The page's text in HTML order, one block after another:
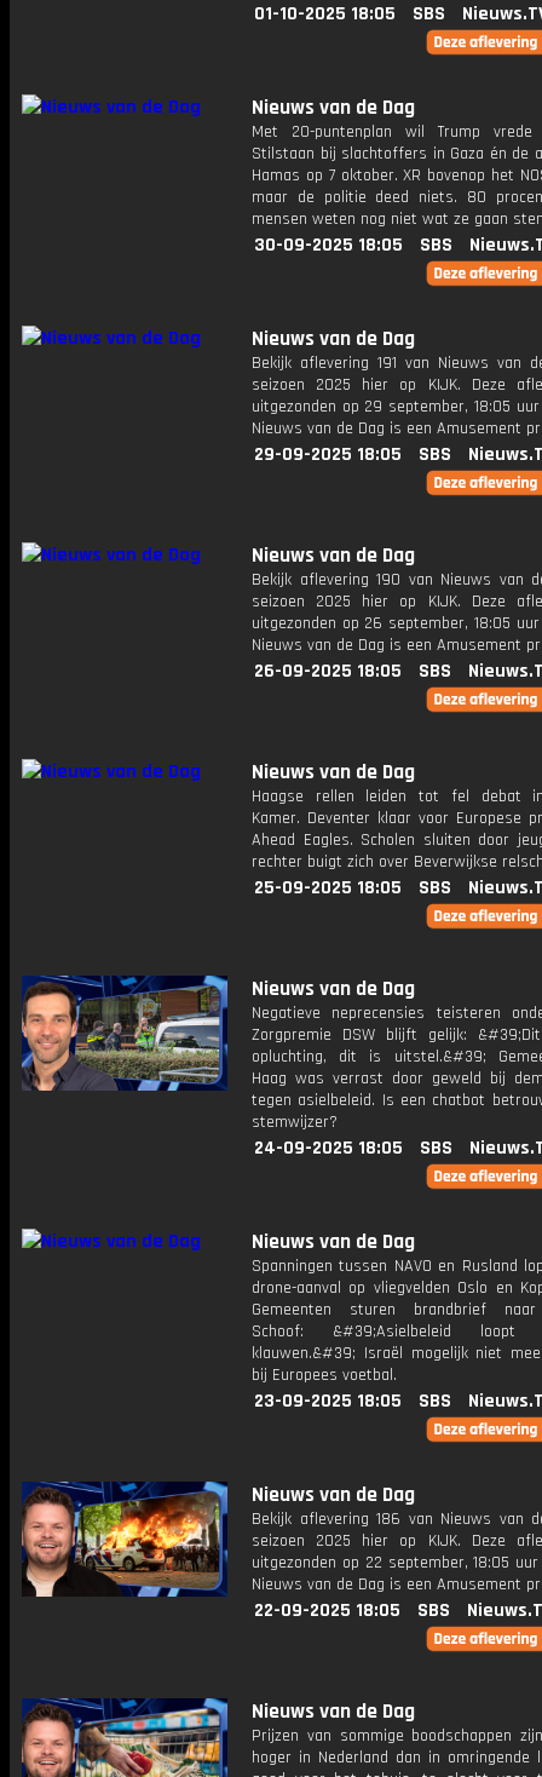
01-10-2025 18:05 SBS
Nieuws van de Dag
Met 20-puntenplan wil Trump vrede
Stilstaan bij slachtoffers in Gaza én de
Hamas op 7 oktober. XR bovenop het
maar de politie deed niets. 80
mensen weten nog niet wat ze gaan
30-09-2025 18:05 SBS
Nieuws van de Dag
Bekijk aflevering 191 van Nieuws van
seizoen 2025 hier op KIJK. Deze
uitgezonden op 29 september, 18:05
Nieuws van de Dag is een Amusement
29-09-2025 18:05 SBS
Nieuws van de Dag
Bekijk aflevering 190 van Nieuws van
seizoen 2025 hier op KIJK. Deze
uitgezonden op 26 september, 18:05
Nieuws van de Dag is een Amusement
26-09-2025 18:05 SBS
Nieuws van de Dag
Haagse rellen leiden tot fel debat
Kamer. Deventer klaar voor Europese
Ahead Eagles. Scholen sluiten door
rechter buigt zich over Beverwijkse
25-09-2025 18:05 SBS
Nieuws van de Dag
Negatieve neprecensies teisteren
Zorgpremie DSW blijft gelijk:
opluchting, dit is uitstel.&#39;
Haag was verrast door geweld bij
tegen asielbeleid. Is een chatbot
stemwijzer?
24-09-2025 18:05 SBS
Nieuws van de Dag
Spanningen tussen NAVO en Rusland
drone-aanval op vliegvelden Oslo en
Gemeenten sturen brandbrief
Schoof: &#39;Asielbeleid
klauwen.&#39; Israël mogelijk niet
bij Europees voetbal.
23-09-2025 18:05 SBS
Nieuws van de Dag
Bekijk aflevering 186 van Nieuws van
seizoen 2025 hier op KIJK. Deze
uitgezonden op 22 september, 18:05
Nieuws van de Dag is een Amusement
22-09-2025 18:05 SBS
Nieuws van de Dag
Prijzen van sommige boodschappen
hoger in Nederland dan in omringende